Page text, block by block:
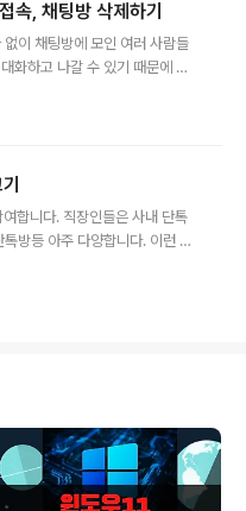
속, 채팅방 삭제하기
이 채팅방에 모인 여러 사람들
화하고 나갈 수 있기 때문에 다
만 초대할 수도 있습니다. 하지
심사와 관련있는 오픈 채팅방
단 채팅방 탭 > 새 채팅 메뉴를
의 채팅방 중 오픈채팅을 선
합니다. 직장인들은 사내 단톡
방등 아주 다양합니다. 이런 상
여한 단톡방에서 한사람이 하
를 클릭합니다. ▼ 왼쪽 사이
아이콘을 볼 수 있습니다. 이